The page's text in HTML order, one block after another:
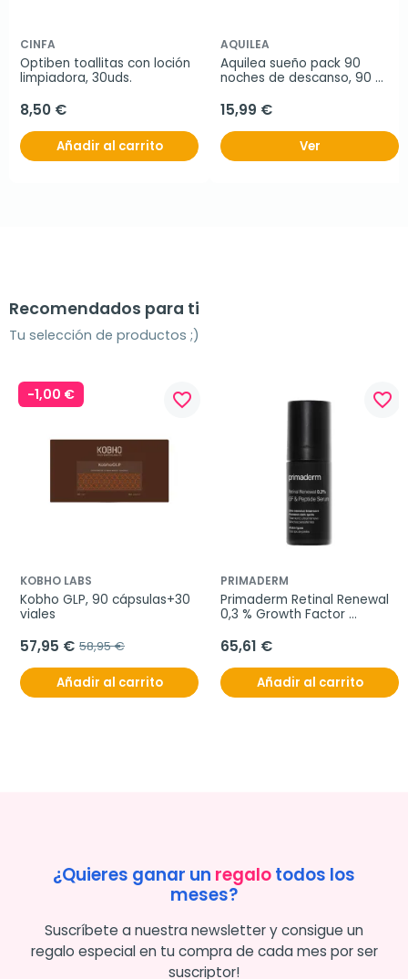
CINFA
Optiben toallitas con loción
limpiadora, 30uds.
8,50 €
Añadir al carrito
AQUILEA
Aquilea sueño pack 90
noches de descanso, 90
15,99 €
Ver
Recomendados para ti
Tu selección de productos ;)
-1,00 € favorite_border
KOBHO LABS
Kobho GLP, 90 cápsulas+30
viales
57,95 € 58,95 €
Añadir al carrito
favorite_border
PRIMADERM
Primaderm Retinal Renewal
0,3 % Growth Factor
65,61 €
Añadir al carrito
¿Quieres ganar un regalotodos los
meses?
Suscríbete a nuestra newsletter y consigue un
regalo especial en tu compra de cada mes por ser
suscriptor!